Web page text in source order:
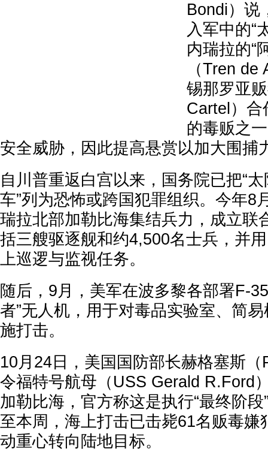
Bondi）说
入军中的“
内瑞拉的“
（Tren
锡那罗亚
Cartel）合
的毒贩之
安全威胁，因此提高悬赏以加大围捕
自川普重返白宫以来，国务院已把“太
车”列为恐怖或跨国犯罪组织。今年8
瑞拉北部加勒比海集结兵力，成立联
括三艘驱逐舰和约4,500名士兵，并
上巡逻与监视任务。
随后，9月，美军在波多黎各部署F-
者”无人机，用于对毒品实验室、简
施打击。
10月24日，美国国防部长赫格塞斯
令福特号航母（USS Gerald R.Ford
加勒比海，官方称这是执行“最终阶
至本周，海上打击已击毙61名贩毒嫌
动重心转向陆地目标。